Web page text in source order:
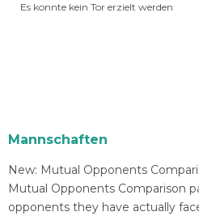
Es konnte kein Tor erzielt werden
Mannschaften
New: Mutual Opponents
Mutual Opponents Comparison
opponents they have actually